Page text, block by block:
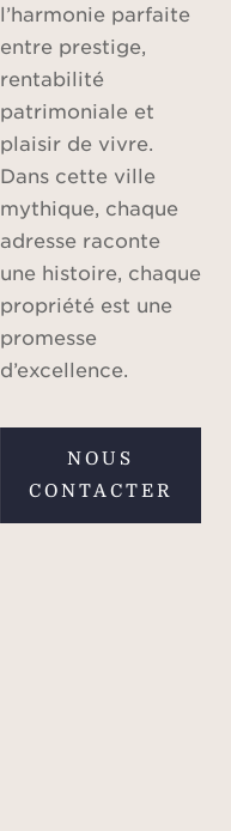
l’harmonie parfaite
entre prestige,
rentabilité
patrimoniale et
plaisir de vivre.
Dans cette ville
mythique, chaque
adresse raconte
une histoire, chaque
propriété est une
promesse
d’excellence.
NOUS
CONTACTER